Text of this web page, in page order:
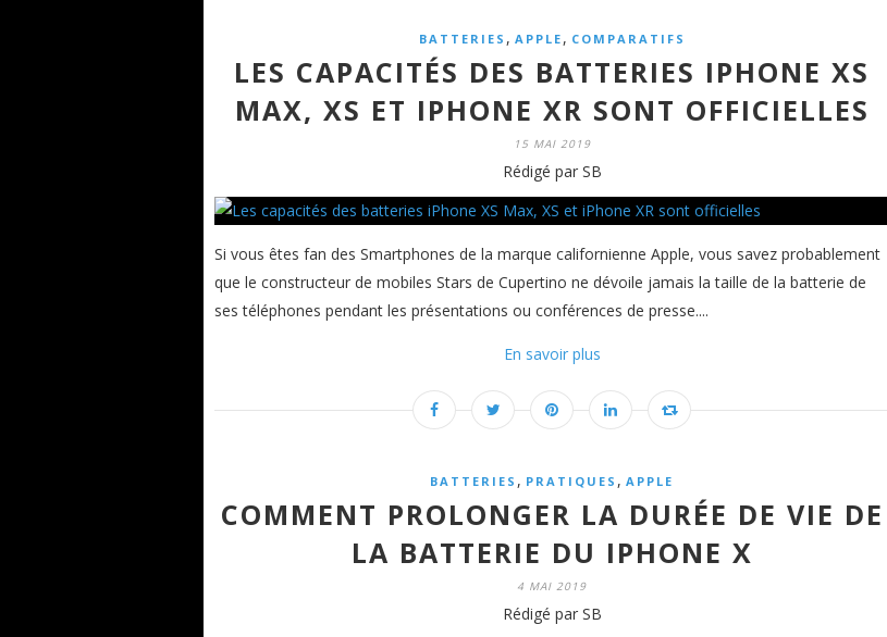
BATTERIES , APPLE , COMPARATIFS
LES CAPACITÉS DES BATTERIES IPHONE XS
MAX, XS ET IPHONE XR SONT OFFICIELLES
15 MAI 2019
Rédigé par SB
Si vous êtes fan des Smartphones de la marque californienne Apple, vous savez probablement
que le constructeur de mobiles Stars de Cupertino ne dévoile jamais la taille de la batterie de
ses téléphones pendant les présentations ou conférences de presse....
En savoir plus
BATTERIES , PRATIQUES , APPLE
COMMENT PROLONGER LA DURÉE DE VIE DE
LA BATTERIE DU IPHONE X
4 MAI 2019
Rédigé par SB